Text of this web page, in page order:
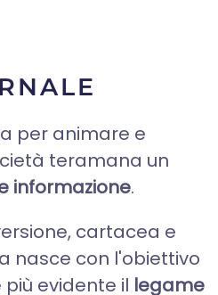
per animare e
teramana un
informazione.
cartacea e
nasce con l'obiettivo
evidente il legame